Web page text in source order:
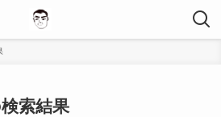
検索結果